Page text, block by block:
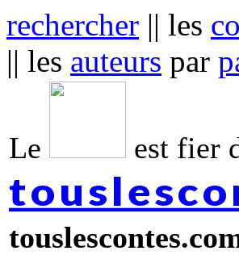
rechercher || les
|| les auteurs par
Le est fier